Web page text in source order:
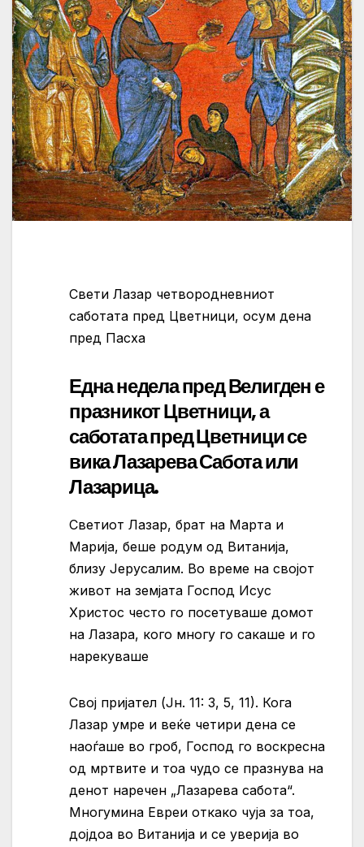
Свети Лазар четвородневниот
саботата пред Цветници, осум дена
пред Пасха
Една недела пред Велигден е
празникот Цветници, а
саботата пред Цветници се
вика Лазарева Сабота или
Лазарица.
Светиот Лазар, брат на Марта и
Марија, беше родум од Витанија,
близу Јерусалим. Во време на својот
живот на земјата Господ Исус
Христос често го посетуваше домот
на Лазара, кого многу го сакаше и го
нарекуваше
Свој пријател (Јн. 11: 3, 5, 11). Кога
Лазар умре и веќе четири дена се
наоѓаше во гроб, Господ го воскресна
од мртвите и тоа чудо се празнува на
денот наречен „Лазарева сабота“.
Многумина Евреи откако чуја за тоа,
дојдоа во Витанија и се уверија во